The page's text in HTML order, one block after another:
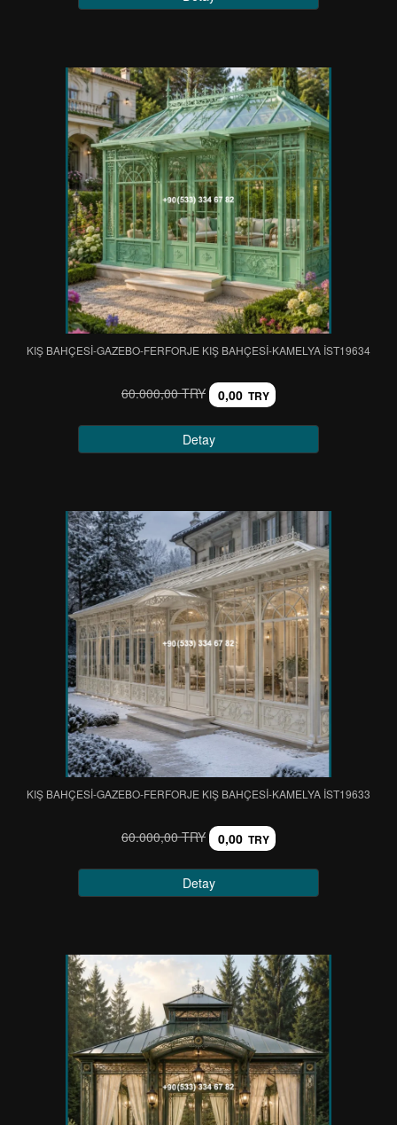
KIŞ BAHÇESİ-GAZEBO-FERFORJE KIŞ BAHÇESİ-KAMELYA IST19634
60.000,00 TRY 0,00 TRY
Detay
KIŞ BAHÇESİ-GAZEBO-FERFORJE KIŞ BAHÇESİ-KAMELYA IST19633
60.000,00 TRY 0,00 TRY
Detay